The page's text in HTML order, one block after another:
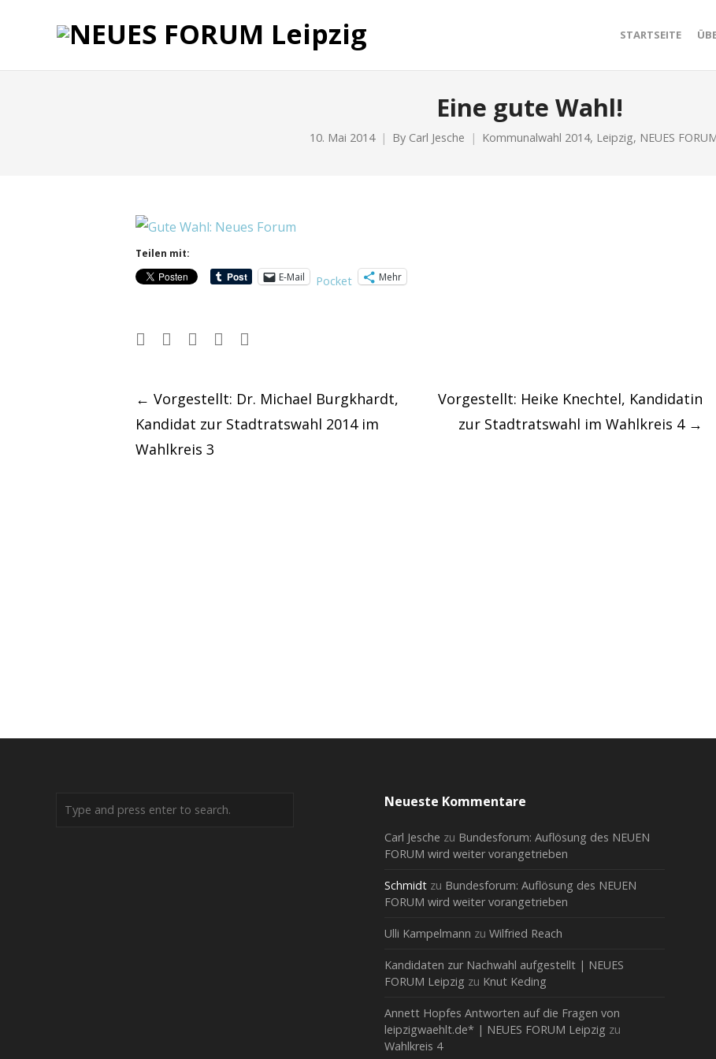
STARTSEITE
Eine gute Wahl!
10. Mai 2014 By Carl Jesche Kommunalwahl 2014, Leipzig, NEUES
Teilen mit:
E-Mail
Pocket Mehr
Post
navigation
← Vorgestellt: Dr. Michael Burgkhardt,
Kandidat zur Stadtratswahl 2014 im
Wahlkreis 3
Vorgestellt: Heike Knechtel, Kandidatin
zur Stadtratswahl im Wahlkreis 4 →
Neueste Kommentare
Carl Jesche zu Bundesforum: Auflösung des NEUEN
FORUM wird weiter vorangetrieben
Schmidtzu Bundesforum: Auflösung des NEUEN
FORUM wird weiter vorangetrieben
Ulli Kampelmann zu Wilfried Reach
Kandidaten zur Nachwahl aufgestellt | NEUES
FORUM Leipzig zu Knut Keding
Annett Hopfes Antworten auf die Fragen von
leipzigwaehlt.de* | NEUES FORUM Leipzig zu
Wahlkreis 4